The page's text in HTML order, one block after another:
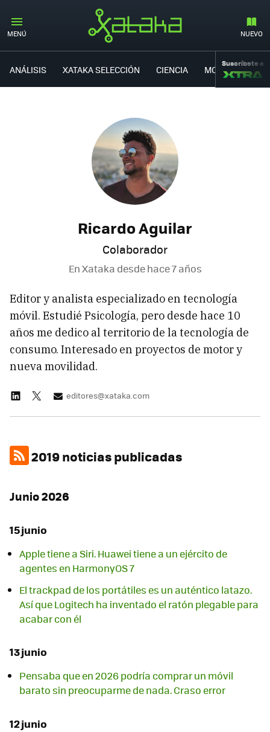
MENÚ NUEVO
ANÁLISIS XATAKA SELECCIÓN CIENCIA MOVILIDAD
Suscríbete a
Ricardo Aguilar
Colaborador
En Xataka desdehace 7 años
Editor y analista especializado en tecnología
móvil. Estudié Psicología, pero desde hace 10
años me dedico al territorio de la tecnología de
consumo. Interesado en proyectos de motor y
nueva movilidad.
editores@xataka.com
2019 noticias publicadas
Junio 2026
15 junio
Apple tiene a Siri. Huawei tiene a un ejército de
agentes en HarmonyOS 7
El trackpad de los portátiles es un auténtico latazo.
Así que Logitech ha inventado el ratón plegable para
acabar con él
13 junio
Pensaba que en 2026 podría comprar un móvil
barato sin preocuparme de nada. Craso error
12 junio